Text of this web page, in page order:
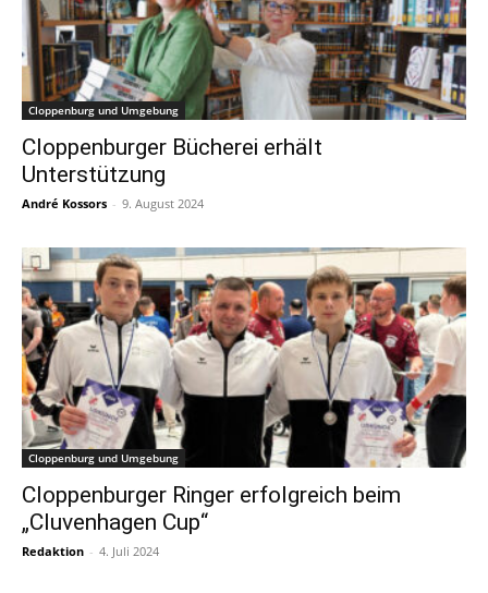
Cloppenburg und Umgebung
Cloppenburger Bücherei erhält
Unterstützung
André Kossors - 9. August 2024
Cloppenburg und Umgebung
Cloppenburger Ringer erfolgreich beim
„Cluvenhagen Cup“
Redaktion - 4. Juli 2024